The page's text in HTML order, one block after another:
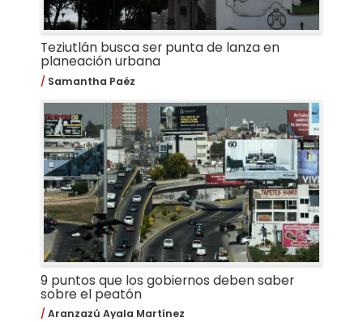
Teziutlán busca ser punta de lanza en
planeación urbana
Samantha Paéz
9 puntos que los gobiernos deben saber
sobre el peatón
Aranzazú Ayala Martínez